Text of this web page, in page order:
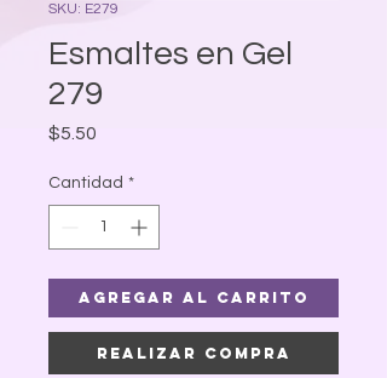
SKU: E279
Esmaltes en Gel
279
$5.50
Cantidad *
Agregar al carrito
Realizar compra